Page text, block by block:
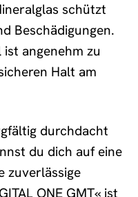
schützt
Beschädigungen.
angenehm zu
Halt am
durchdacht
du dich auf eine
zuverlässige
ONE GMT« ist